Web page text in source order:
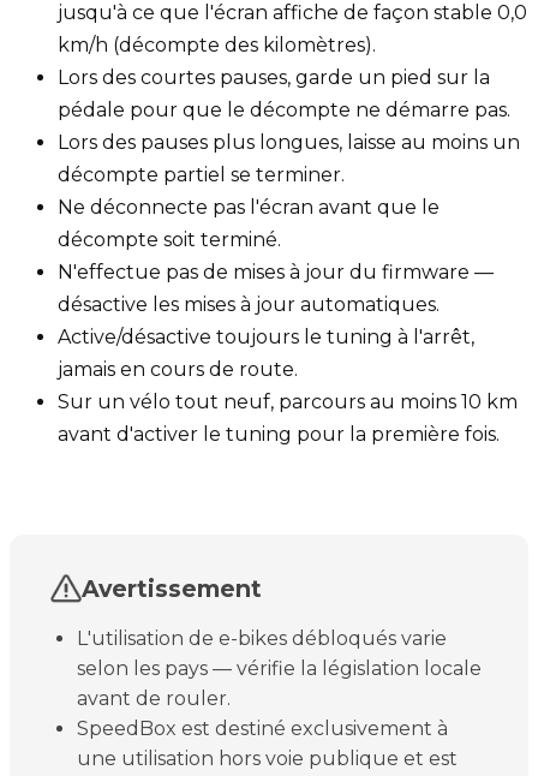
jusqu'à ce que l'écran affiche de façon stable 0,0
km/h (décompte des kilomètres).
Lors des courtes pauses, garde un pied sur la
pédale pour que le décompte ne démarre pas.
Lors des pauses plus longues, laisse au moins un
décompte partiel se terminer.
Ne déconnecte pas l'écran avant que le
décompte soit terminé.
N'effectue pas de mises à jour du firmware —
désactive les mises à jour automatiques.
Active/désactive toujours le tuning à l'arrêt,
jamais en cours de route.
Sur un vélo tout neuf, parcours au moins 10 km
avant d'activer le tuning pour la première fois.
Avertissement
L'utilisation de e-bikes débloqués varie
selon les pays — vérifie la législation locale
avant de rouler.
SpeedBox est destiné exclusivement à
une utilisation hors voie publique et est